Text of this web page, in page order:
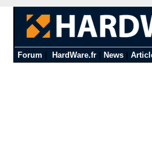
Forum HardWare.fr| News|